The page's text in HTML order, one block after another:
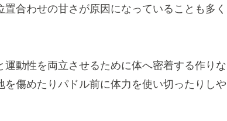
合わせの甘さが原因になっていることも多く
動性を両立させるために体へ密着する作りな
傷めたりパドル前に体力を使い切ったりしや